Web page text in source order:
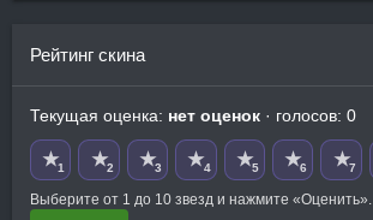
Рейтинг скина
Текущая оценка: нет оценок · голосов: 0
★1 ★2 ★3 ★4 ★5 ★6 ★7
Выберите от 1 до 10 звезд и нажмите «Оценить».